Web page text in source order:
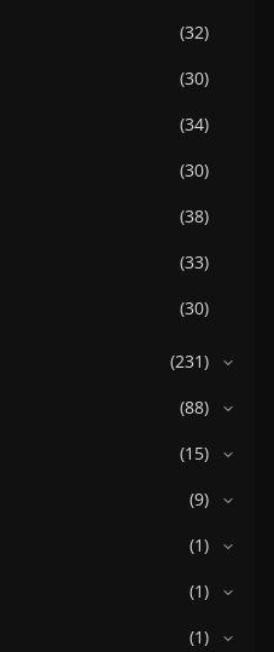
(32)
(30)
(34)
(30)
(38)
(33)
(30)
(231)
(88)
(15)
(9)
(1)
(1)
(1)